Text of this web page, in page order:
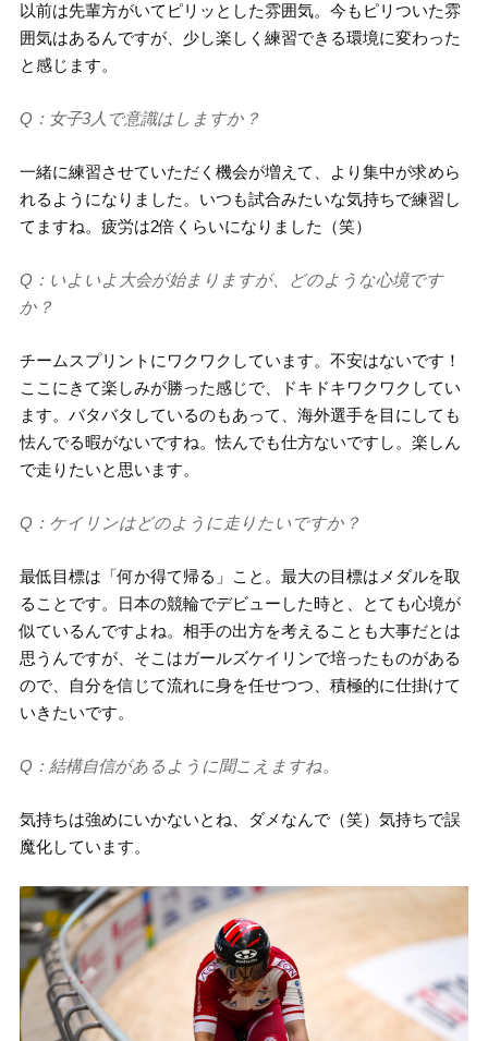
以前は先輩方がいてピリッとした雰囲気。今もピリついた雰
囲気はあるんですが、少し楽しく練習できる環境に変わった
と感じます。
Q：女子3人で意識はしますか？
一緒に練習させていただく機会が増えて、より集中が求めら
れるようになりました。いつも試合みたいな気持ちで練習し
てますね。疲労は2倍くらいになりました（笑）
Q：いよいよ大会が始まりますが、どのような心境です
か？
チームスプリントにワクワクしています。不安はないです！
ここにきて楽しみが勝った感じで、ドキドキワクワクしてい
ます。バタバタしているのもあって、海外選手を目にしても
怯んでる暇がないですね。怯んでも仕方ないですし。楽しん
で走りたいと思います。
Q：ケイリンはどのように走りたいですか？
最低目標は「何か得て帰る」こと。最大の目標はメダルを取
ることです。日本の競輪でデビューした時と、とても心境が
似ているんですよね。相手の出方を考えることも大事だとは
思うんですが、そこはガールズケイリンで培ったものがある
ので、自分を信じて流れに身を任せつつ、積極的に仕掛けて
いきたいです。
Q：結構自信があるように聞こえますね。
気持ちは強めにいかないとね、ダメなんで（笑）気持ちで誤
魔化しています。